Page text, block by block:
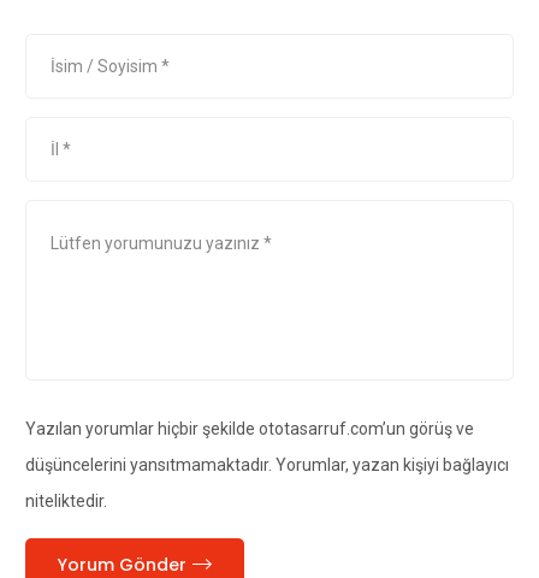
Yazılan yorumlar hiçbir şekilde ototasarruf.com’un görüş ve
düşüncelerini yansıtmamaktadır. Yorumlar, yazan kişiyi bağlayıcı
niteliktedir.
Yorum Gönder